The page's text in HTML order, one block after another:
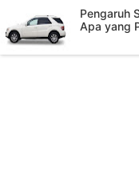
Pengaruh
Apa yang